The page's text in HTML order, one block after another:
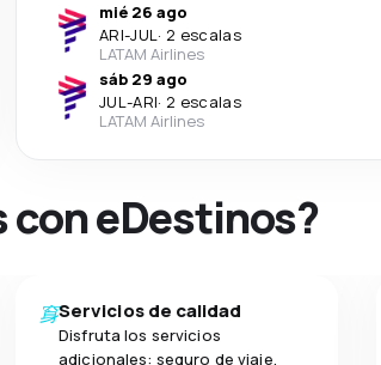
mié 26 ago
ARI-JUL· 2 escalas
LATAM Airlines
sáb 29 ago
JUL-ARI· 2 escalas
LATAM Airlines
con eDestinos?
Servicios de calidad
Disfruta los servicios
adicionales: seguro de viaje,